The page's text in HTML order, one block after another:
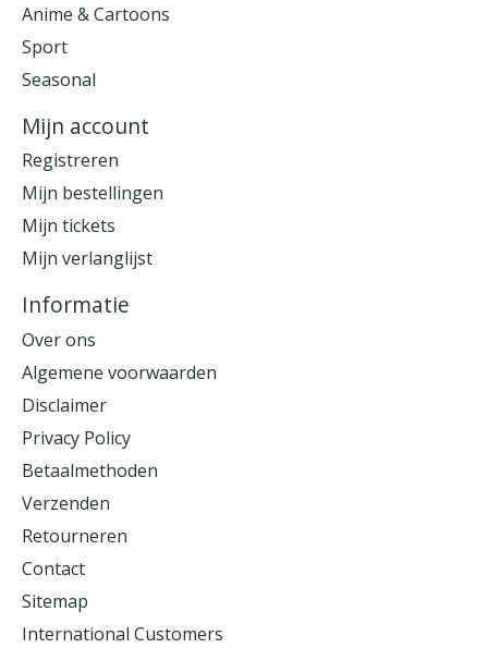
Anime & Cartoons
Sport
Seasonal
Mijn account
Registreren
Mijn bestellingen
Mijn tickets
Mijn verlanglijst
Informatie
Over ons
Algemene voorwaarden
Disclaimer
Privacy Policy
Betaalmethoden
Verzenden
Retourneren
Contact
Sitemap
International Customers